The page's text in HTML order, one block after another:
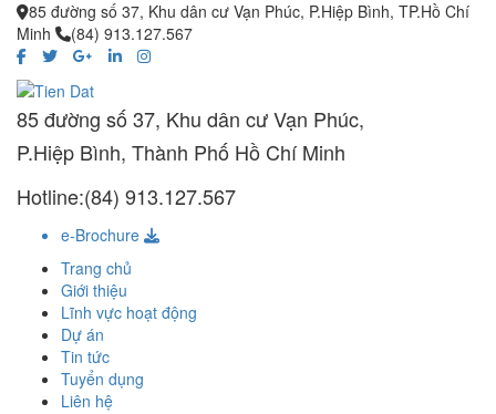
85 đường số 37, Khu dân cư Vạn Phúc, P.Hiệp Bình, TP.Hồ Chí
Minh
(84) 913.127.567
85 đường số 37, Khu dân cư Vạn Phúc,
P.Hiệp Bình, Thành Phố Hồ Chí Minh
Hotline:(84) 913.127.567
e-Brochure
Trang chủ
Giới thiệu
Lĩnh vực hoạt động
Dự án
Tin tức
Tuyển dụng
Liên hệ